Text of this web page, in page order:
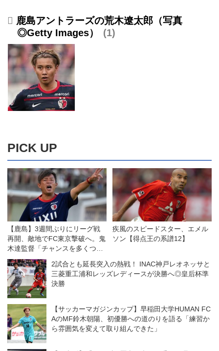
鹿島アントラーズの荒木遼太郎（写真
◎Getty Images）
1
PICK UP
【鹿島】3週間ぶりにリーグ戦
再開、敵地でFC東京撃破へ。鬼
木達監督「チャンスを多くつく
って決め切れるようにしていき
たい」
疾風のスピードスター、エメル
ソン【得点王の系譜12】
2試合とも延長突入の熱戦！ INAC神戸レオネッサと
三菱重工浦和レッズレディースが決勝へ◎皇后杯準
決勝
【サッカーマガジンカップ】早稲田大学HUMAN FC
AのMF鈴木朝陽、初優勝への道のりを語る「練習か
ら雰囲気を変えて取り組んできた」